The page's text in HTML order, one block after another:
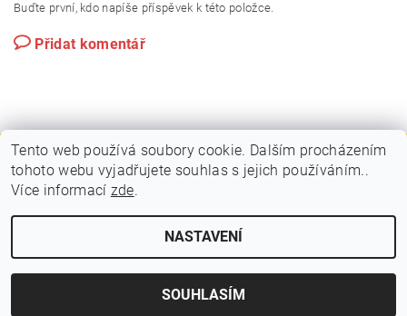
Buďte první, kdo napíše příspěvek k této položce.
Přidat komentář
PLAKÁTOVÉ RÁMY A KLAPRÁMY | VITRÍNY A NÁSTĚNKY |
STOJANY A POUTAČE
2026 © VIPOL, všechna práva vyhrazena
Vytvořil Shoptet
Tento web používá soubory cookie. Dalším procházením
tohoto webu vyjadřujete souhlas s jejich používáním..
Více informací zde.
NASTAVENÍ
SOUHLASÍM